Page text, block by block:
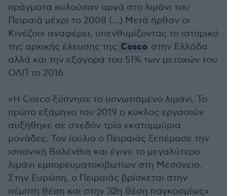
πράγματα κυλούσαν αργά στο λιμάνι του
Πειραιά μέχρι το 2008 (…) Mετά ήρθαν οι
Κινέζοι» αναφέρει, υπενθυμίζοντας το ιστορικό
της αρχικής έλευσης της Cosco στην Ελλάδα
αλλά και την εξαγορά του 51% των μετοχών του
ΟΛΠ το 2016.
«Η Cosco ξύπνησε το υπνωτισμένο λιμάνι. Το
πρώτο εξάμηνο του 2019 ο κύκλος εργασιών
αυξήθηκε σε σχεδόν τρία εκατομμύρια
μονάδες. Τον Ιούλιο ο Πειραιάς ξεπέρασε την
ισπανική Βαλένθια και έγινε το μεγαλύτερο
λιμάνι εμπορευματοκιβωτίων στη Μεσόγειο.
Στην Ευρώπη, ο Πειραιάς βρίσκεται στην
πέμπτη θέση και στην 32η θέση παγκοσμίως»